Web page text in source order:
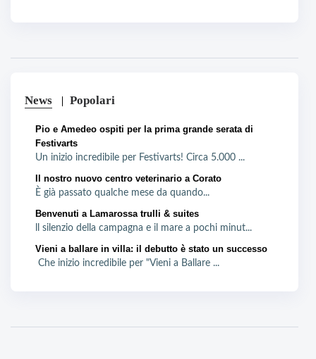
News Popolari
Pio e Amedeo ospiti per la prima grande serata di
Festivarts
Un inizio incredibile per Festivarts! Circa 5.000 ...
Il nostro nuovo centro veterinario a Corato
È già passato qualche mese da quando...
Benvenuti a Lamarossa trulli & suites
ll silenzio della campagna e il mare a pochi minut...
Vieni a ballare in villa: il debutto è stato un successo
Che inizio incredibile per "Vieni a Ballare ...